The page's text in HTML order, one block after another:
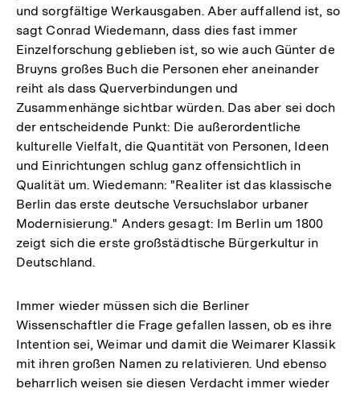
und sorgfältige Werkausgaben. Aber auffallend ist, so
sagt Conrad Wiedemann, dass dies fast immer
Einzelforschung geblieben ist, so wie auch Günter de
Bruyns großes Buch die Personen eher aneinander
reiht als dass Querverbindungen und
Zusammenhänge sichtbar würden. Das aber sei doch
der entscheidende Punkt: Die außerordentliche
kulturelle Vielfalt, die Quantität von Personen, Ideen
und Einrichtungen schlug ganz offensichtlich in
Qualität um. Wiedemann: "Realiter ist das klassische
Berlin das erste deutsche Versuchslabor urbaner
Modernisierung." Anders gesagt: Im Berlin um 1800
zeigt sich die erste großstädtische Bürgerkultur in
Deutschland.
Immer wieder müssen sich die Berliner
Wissenschaftler die Frage gefallen lassen, ob es ihre
Intention sei, Weimar und damit die Weimarer Klassik
mit ihren großen Namen zu relativieren. Und ebenso
beharrlich weisen sie diesen Verdacht immer wieder